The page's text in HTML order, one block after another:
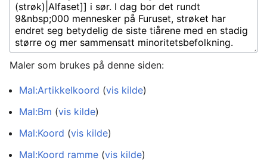
Maler som brukes på denne siden:
Mal:Artikkelkoord (vis kilde)
Mal:Bm (vis kilde)
Mal:Koord (vis kilde)
Mal:Koord ramme (vis kilde)